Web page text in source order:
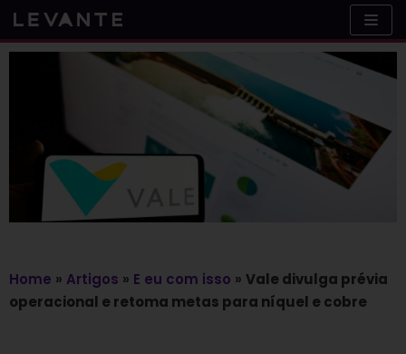
Skip
to
Home » Artigos » E eu com isso » Vale divulga prévia
operacional e retoma metas para níquel e cobre